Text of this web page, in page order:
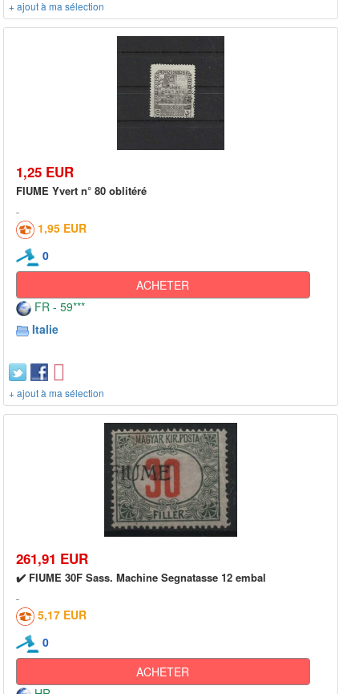
+ ajout à ma sélection
1,25 EUR
FIUME Yvert n° 80 oblitéré
1,95 EUR
0
ACHETER
FR - 59***
Italie
+ ajout à ma sélection
261,91 EUR
✔️ FIUME 30F Sass. Machine Segnatasse 12 embal
5,17 EUR
0
ACHETER